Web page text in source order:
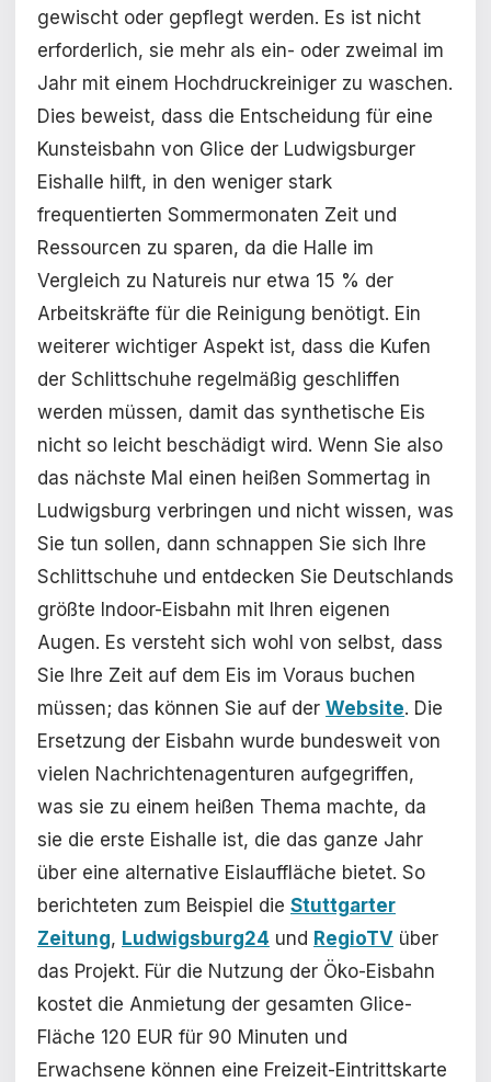
gewischt oder gepflegt werden. Es ist nicht
erforderlich, sie mehr als ein- oder zweimal im
Jahr mit einem Hochdruckreiniger zu waschen.
Dies beweist, dass die Entscheidung für eine
Kunsteisbahn von Glice der Ludwigsburger
Eishalle hilft, in den weniger stark
frequentierten Sommermonaten Zeit und
Ressourcen zu sparen, da die Halle im
Vergleich zu Natureis nur etwa 15 % der
Arbeitskräfte für die Reinigung benötigt. Ein
weiterer wichtiger Aspekt ist, dass die Kufen
der Schlittschuhe regelmäßig geschliffen
werden müssen, damit das synthetische Eis
nicht so leicht beschädigt wird. Wenn Sie also
das nächste Mal einen heißen Sommertag in
Ludwigsburg verbringen und nicht wissen, was
Sie tun sollen, dann schnappen Sie sich Ihre
Schlittschuhe und entdecken Sie Deutschlands
größte Indoor-Eisbahn mit Ihren eigenen
Augen. Es versteht sich wohl von selbst, dass
Sie Ihre Zeit auf dem Eis im Voraus buchen
müssen; das können Sie auf der Website. Die
Ersetzung der Eisbahn wurde bundesweit von
vielen Nachrichtenagenturen aufgegriffen,
was sie zu einem heißen Thema machte, da
sie die erste Eishalle ist, die das ganze Jahr
über eine alternative Eislauffläche bietet. So
berichteten zum Beispiel die Stuttgarter
Zeitung, Ludwigsburg24 und RegioTV über
das Projekt. Für die Nutzung der Öko-Eisbahn
kostet die Anmietung der gesamten Glice-
Fläche 120 EUR für 90 Minuten und
Erwachsene können eine Freizeit-Eintrittskarte